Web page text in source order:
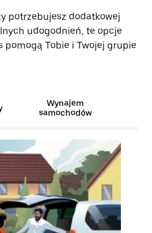
potrzebujesz dodatkowej
udogodnień, te opcje
pomogą Tobie i Twojej grupie
Wynajem
samochodów